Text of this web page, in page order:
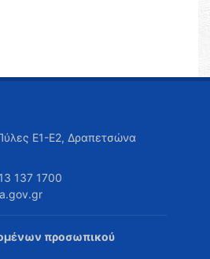
Ε1-Ε2, Δραπετσώνα
137 1700
προσωπικού